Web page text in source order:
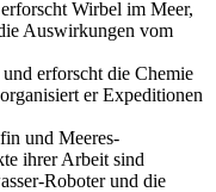
Wirbel im Meer,
Auswirkungen vom
erforscht die Chemie
er Expeditionen
und Meeres-
ihrer Arbeit sind
Roboter und die